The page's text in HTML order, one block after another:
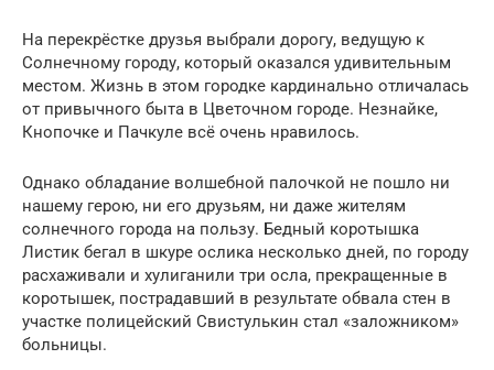
На перекрёстке друзья выбрали дорогу, ведущую к
Солнечному городу, который оказался удивительным
местом. Жизнь в этом городке кардинально отличалась
от привычного быта в Цветочном городе. Незнайке,
Кнопочке и Пачкуле всё очень нравилось.
Однако обладание волшебной палочкой не пошло ни
нашему герою, ни его друзьям, ни даже жителям
солнечного города на пользу. Бедный коротышка
Листик бегал в шкуре ослика несколько дней, по городу
расхаживали и хулиганили три осла, прекращенные в
коротышек, пострадавший в результате обвала стен в
участке полицейский Свистулькин стал «заложником»
больницы.